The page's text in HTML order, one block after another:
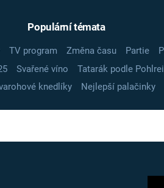
Populární témata
TV program Změna času Partie
Svařené víno Tatarák podle
knedlíky Nejlepší palačinky